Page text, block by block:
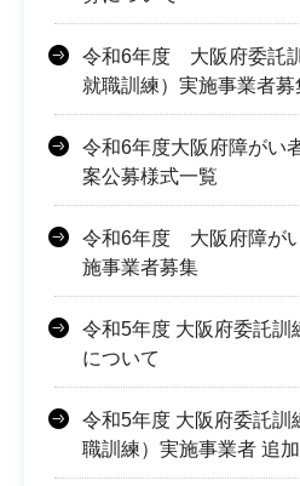
令和6年度 大阪府委託
就職訓練）実施事業者募
令和6年度大阪府障がい
案公募様式一覧
令和6年度 大阪府障が
施事業者募集
令和5年度 大阪府委託訓
について
令和5年度 大阪府委託訓
職訓練）実施事業者 追